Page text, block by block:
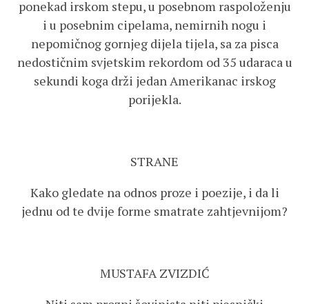
ponekad irskom stepu, u posebnom raspoloženju
i u posebnim cipelama, nemirnih nogu i
nepomičnog gornjeg dijela tijela, sa za pisca
nedostičnim svjetskim rekordom od 35 udaraca u
sekundi koga drži jedan Amerikanac irskog
porijekla.
STRANE
Kako gledate na odnos proze i poezije, i da li
jednu od te dvije forme smatrate zahtjevnijom?
MUSTAFA ZVIZDIĆ